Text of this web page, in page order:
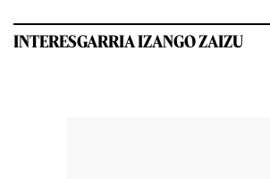
INTERESGARRIA IZANGO ZAIZU